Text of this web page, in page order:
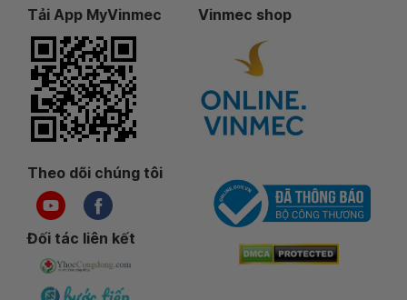
Tải App MyVinmec Vinmec shop
Theo dõi chúng tôi
Đối tác liên kết